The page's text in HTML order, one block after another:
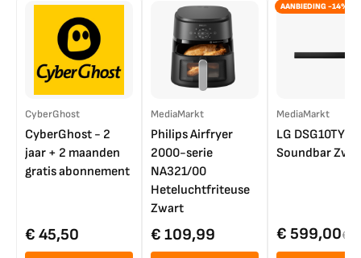
CyberGhost
CyberGhost - 2
jaar + 2 maanden
gratis abonnement
€ 45,50
MediaMarkt
Philips Airfryer
2000-serie
NA321/00
Heteluchtfriteuse
Zwart
€ 109,99
AANBIEDING -14%
MediaMarkt
LG DSG10TY
Soundbar
€ 599,00€